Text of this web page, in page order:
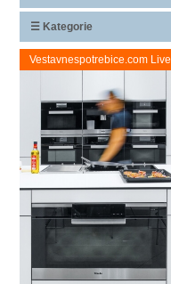
☰ Kategorie
Vestavnespotrebice.com Live